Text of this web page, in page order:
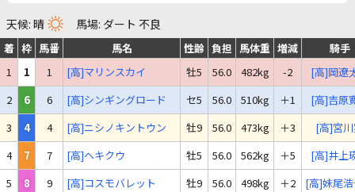
天候: 晴 馬場: ダート 不良
着 枠 馬番 馬名 性齢 負担 馬体重 増減
騎手
1
1 1 [高]マリンスカイ 牡5 56.0 482kg -2
[高]岡遼
2
6 6 [高]シンギングロード セ5 56.0 510kg ＋1
[高]吉原
3
4 4 [高]ニシノキントウン 牡9 56.0 473kg ＋3
[高]宮
4
7 7 [高]ヘキクウ 牡5 56.0 562kg ＋5
[高]井上
5
8 9 [高]コスモバレット 牡9 56.0 498kg ＋2
[高]妹尾